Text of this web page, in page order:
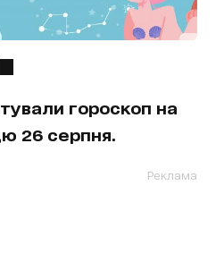
гороскоп на
26 серпня.
Реклама